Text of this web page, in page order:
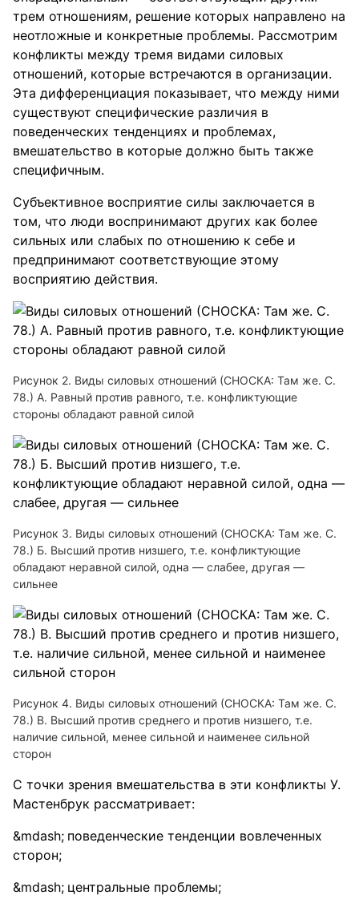
трем отношениям, решение которых направлено на
неотложные и конкретные проблемы. Рассмотрим
конфликты между тремя видами силовых
отношений, которые встречаются в организации.
Эта дифференциация показывает, что между ними
существуют специфические различия в
поведенческих тенденциях и проблемах,
вмешательство в которые должно быть также
специфичным.
Субъективное восприятие силы заключается в
том, что люди воспринимают других как более
сильных или слабых по отношению к себе и
предпринимают соответствующие этому
восприятию действия.
Рисунок 2. Виды силовых отношений (СНОСКА: Там же. С.
78.) А. Равный против равного, т.е. конфликтующие
стороны обладают равной силой
Рисунок 3. Виды силовых отношений (СНОСКА: Там же. С.
78.) Б. Высший против низшего, т.е. конфликтующие
обладают неравной силой, одна — слабее, другая —
сильнее
Рисунок 4. Виды силовых отношений (СНОСКА: Там же. С.
78.) В. Высший против среднего и против низшего, т.е.
наличие сильной, менее сильной и наименее сильной
сторон
С точки зрения вмешательства в эти конфликты У.
Мастенбрук рассматривает:
поведенческие тенденции вовлеченных
сторон;
центральные проблемы;